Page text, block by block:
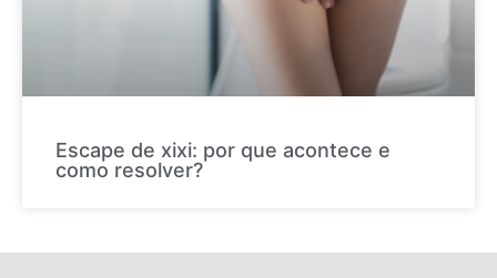
Escape de xixi: por que acontece e
como resolver?